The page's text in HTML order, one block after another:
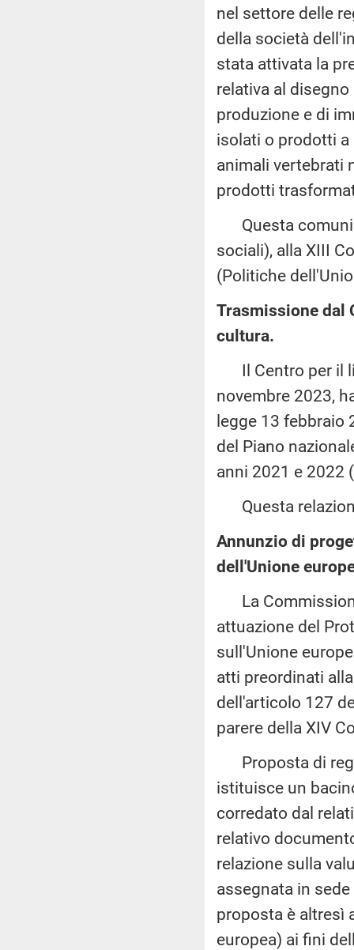
nel settore delle
della società
stata attivata la
relativa al
produzione e di
isolati o prodotti
animali vertebrati
prodotti
Questa
sociali), alla XIII
(Politiche
Trasmissione dal
cultura.
Il Centro per il
novembre 2023,
legge 13 febbraio
del Piano
anni 2021 e 2022
Questa
Annunzio di
dell'Unione
La
attuazione del
sull'Unione
atti preordinati
dell'articolo 127
parere della XIV
Proposta di
istituisce un
corredato dal
relativo
relazione sulla
assegnata in
proposta è altresì
europea) ai fini